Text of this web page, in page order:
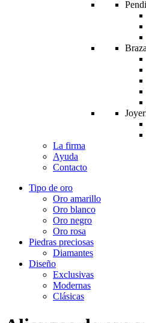
La firma
Ayuda
Contacto
Tipo de oro
Oro amarillo
Oro blanco
Oro negro
Oro rosa
Piedras preciosas
Diamantes
Diseño
Exclusivas
Modernas
Clásicas